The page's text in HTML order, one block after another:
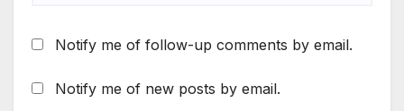
Notify me of follow-up comments by email.
Notify me of new posts by email.